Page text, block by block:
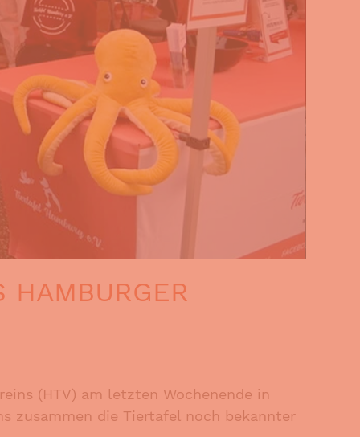
(HTV) am letzten Wochenende in
zusammen die Tiertafel noch bekannter